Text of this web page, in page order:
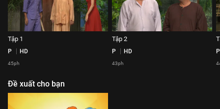
Tập 1
P HD
45ph
Tập 2
P HD
43ph
P
Đề xuất cho bạn